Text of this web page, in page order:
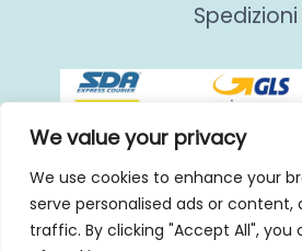
We value your privacy
We use cookies to enhance your
serve personalised ads or content,
traffic. By clicking "Accept All", you
Spedizioni
Copyright © 2026 |